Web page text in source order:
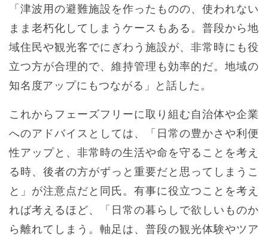
「津波用の避難施設を作ったものの、使われない
まま老朽化してしまうケースもある。普段から地
域住民や観光客でにぎわう施設が、非常時にも役
立つ方が合理的で、維持管理も効率的だ。地域の
知名度アップにもつながる」と話した。
これからフェーズフリーに取り組む自治体や企業
へのアドバイスとしては、「日常の豊かさや利便
性アップと、非常時の生活や命を守ることを考え
る時、後者の方がずっと重要だと思ってしまうこ
と」が注意点だと同氏。有事に役立つことを考え
れば考えるほど、「日常の暮らしで欲しいものか
ら離れてしまう。軸足は、普段の観光体験やツア